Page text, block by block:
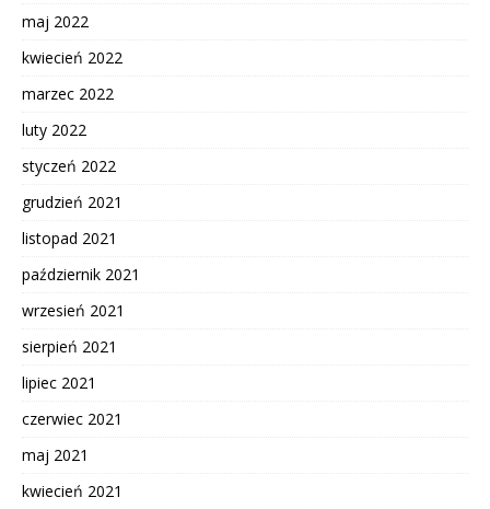
maj 2022
kwiecień 2022
marzec 2022
luty 2022
styczeń 2022
grudzień 2021
listopad 2021
październik 2021
wrzesień 2021
sierpień 2021
lipiec 2021
czerwiec 2021
maj 2021
kwiecień 2021